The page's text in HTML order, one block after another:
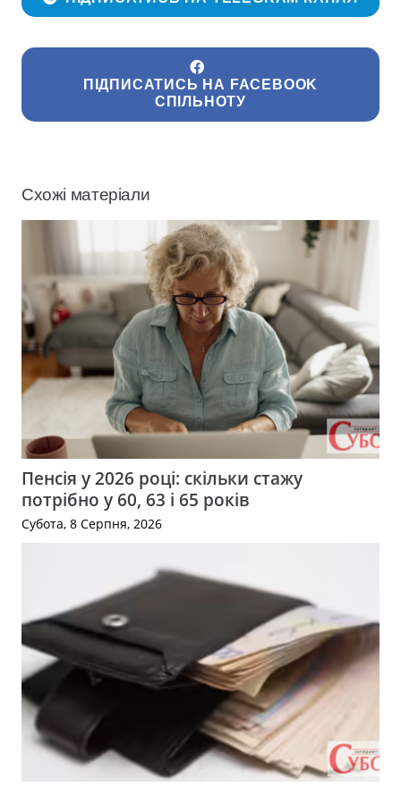
ПІДПИСАТИСЬ НА FACEBOOK
СПІЛЬНОТУ
Схожі матеріали
Пенсія у 2026 році: скільки стажу
потрібно у 60, 63 і 65 років
Субота, 8 Серпня, 2026